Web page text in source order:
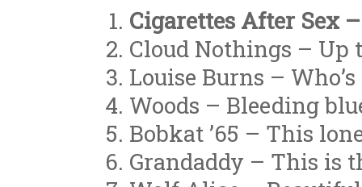
Cigarettes After Sex
Cloud Nothings – Up
Louise Burns –
Woods – Bleeding
Bobkat ’65 – This
Grandaddy – This is